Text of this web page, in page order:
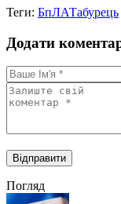
Теги: БпЛАТабурець
Додати
Погляд